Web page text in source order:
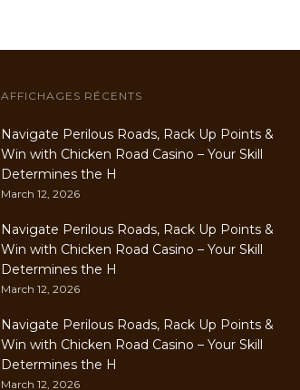
AFFICHAGES RÉCENTS
Navigate Perilous Roads, Rack Up Points &
Win with Chicken Road Casino – Your Skill
Determines the H
March 12, 2026
Navigate Perilous Roads, Rack Up Points &
Win with Chicken Road Casino – Your Skill
Determines the H
March 12, 2026
Navigate Perilous Roads, Rack Up Points &
Win with Chicken Road Casino – Your Skill
Determines the H
March 12, 2026